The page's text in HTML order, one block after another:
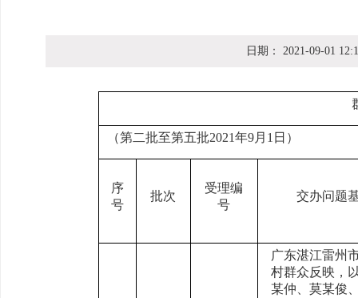
日期： 2021-09-01
（第二批至第五批2021年9月1日）
序
号
批次
受理编
号
交办问题
广东湛江雷州
村群众反映，
某仲、莫某俊